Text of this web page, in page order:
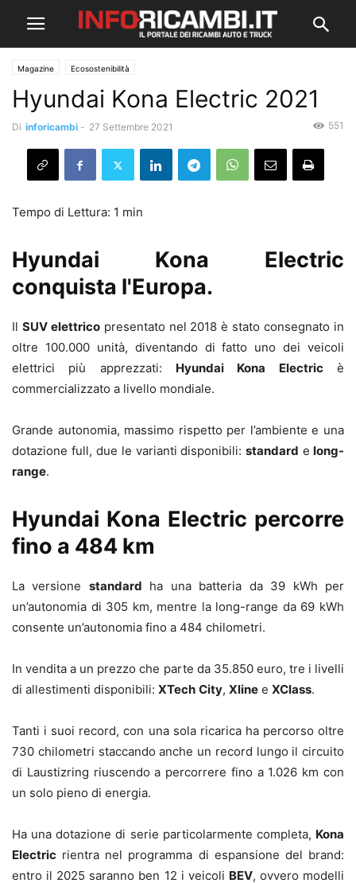
Magazine Ecosostenibilità
Hyundai Kona Electric 2021
Di inforicambi - 27 Settembre 2021 551
Hyundai Kona Electric
conquista l'Europa.
Il SUV elettricopresentato nel 2018 è stato consegnato in
oltre 100.000 unità, diventando di fatto uno dei veicoli
elettrici più apprezzati: Hyundai Kona Electricè
commercializzato a livello mondiale.
Grande autonomia, massimo rispetto per l’ambiente e una
dotazione full, due le varianti disponibili:standard e long-
range.
Hyundai Kona Electric percorre
fino a 484 km
La versione standard ha una batteria da 39 kWh per
un’autonomia di 305 km, mentre la long-range da 69 kWh
consente un’autonomia fino a 484 chilometri.
In vendita a un prezzo che parte da 35.850 euro, tre i livelli
di allestimenti disponibili: XTech City, Xline e XClass.
Tanti i suoi record, con una sola ricarica ha percorso oltre
730 chilometri staccando anche un record lungo il circuito
di Laustizring riuscendo a percorrere fino a 1.026 km con
un solo pieno di energia.
Ha una dotazione di serie particolarmente completa, Kona
Electric rientra nel programma di espansione del brand:
entro il 2025 saranno ben 12 i veicoli BEV, ovvero modelli